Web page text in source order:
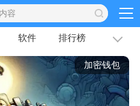
软件 排行榜 专题
加密钱包